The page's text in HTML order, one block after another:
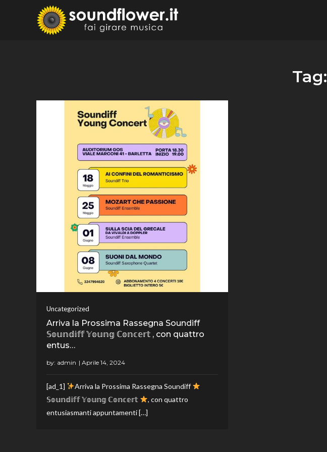
Tag:
Uncategorized
Arriva la Prossima Rassegna Soundiff
𝕊𝕠𝕦𝕟𝕕𝕚𝕗𝕗 𝕐𝕠𝕦𝕟𝕘 ℂ𝕠𝕟𝕔𝕖𝕣𝕥 , con quattro
entus…
by: admin
[ad_1]
Arriva la Prossima Rassegna Soundiff
𝕊𝕠𝕦𝕟𝕕𝕚𝕗𝕗 𝕐𝕠𝕦𝕟𝕘 ℂ𝕠𝕟𝕔𝕖𝕣𝕥
, con quattro
entusiasmanti appuntamenti […]